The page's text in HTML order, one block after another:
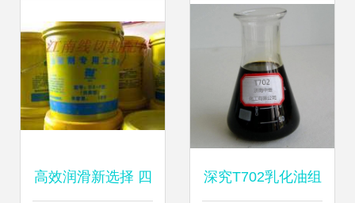
高效润滑新选择 四 深究T702乳化油组